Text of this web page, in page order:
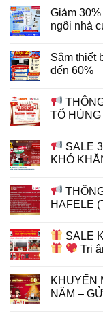
Giảm
ngôi nhà
Sắm thiết
đến 60%
TỔ
SALE
KHÓ
HAFELE
SALE
Tri
KHUYẾN
NĂM –